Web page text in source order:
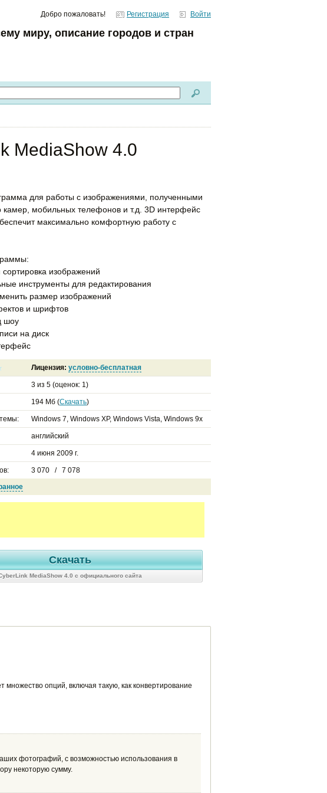
Добро пожаловать! Регистрация Войти
миру, описание городов и стран
MediaShow 4.0
для работы с изображениями, полученными
камер, мобильных телефонов и т.д. 3D интерфейс
максимально комфортную работу с
сортировка изображений
инструменты для редактирования
размер изображений
и шрифтов
шоу
на диск
Лицензия: условно-бесплатная
3 из 5 (оценок: 1 )
194 Мб (Скачать)
Windows 7, Windows XP, Windows Vista, Windows 9x
английский
4 июня 2009 г.
3 070 / 7 078
Скачать
MediaShow 4.0 с официального сайта
опций, включая такую, как конвертирование
фотографий, с возможностью использования в
некоторую сумму.